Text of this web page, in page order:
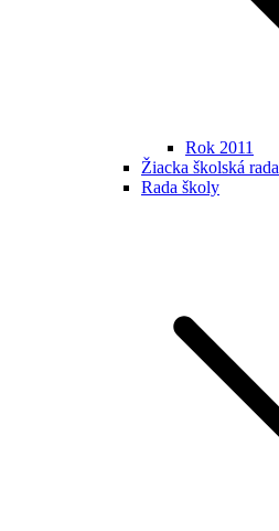
Rok 2011
Žiacka školská rada
Rada školy